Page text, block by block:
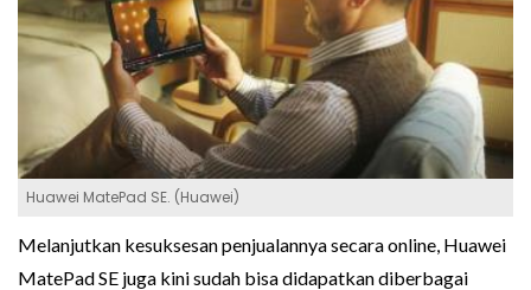
Huawei MatePad SE. (Huawei)
Melanjutkan kesuksesan penjualannya secara online, Huawei
MatePad SE juga kini sudah bisa didapatkan diberbagai